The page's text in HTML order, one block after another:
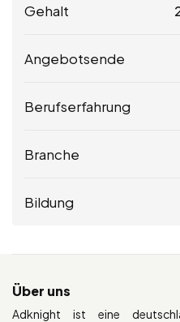
Gehalt
Angebotsende
Berufserfahrung
Branche
Bildung
Über uns
Adknight ist eine